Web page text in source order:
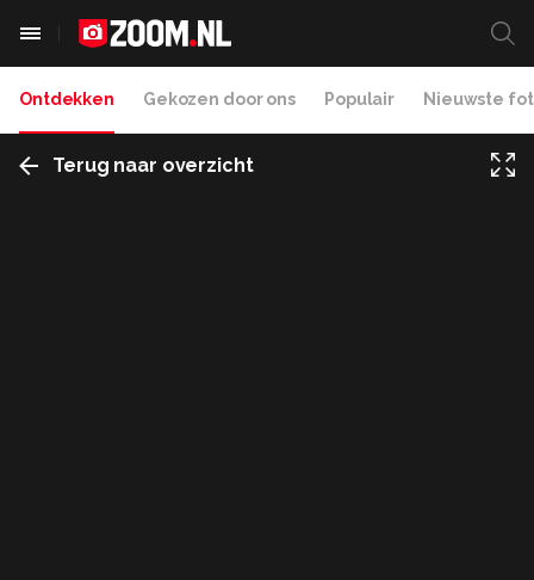
Ontdekken Gekozen door ons Populair Nieuwste
Terug naar overzicht